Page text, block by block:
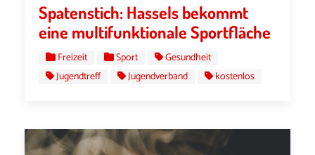
Spatenstich: Hassels bekommt
eine multifunktionale Sportfläche
Freizeit Sport
Gesundheit
Jugendtreff
Jugendverband kostenlos